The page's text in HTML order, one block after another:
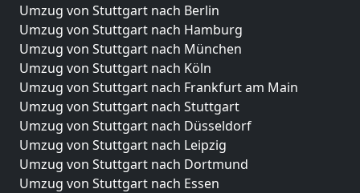
Umzug von Stuttgart nach Berlin
Umzug von Stuttgart nach Hamburg
Umzug von Stuttgart nach München
Umzug von Stuttgart nach Köln
Umzug von Stuttgart nach Frankfurt am Main
Umzug von Stuttgart nach Stuttgart
Umzug von Stuttgart nach Düsseldorf
Umzug von Stuttgart nach Leipzig
Umzug von Stuttgart nach Dortmund
Umzug von Stuttgart nach Essen